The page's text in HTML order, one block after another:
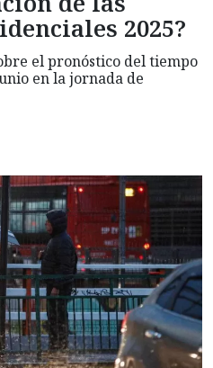
2025?
el pronóstico del tiempo
en la jornada de